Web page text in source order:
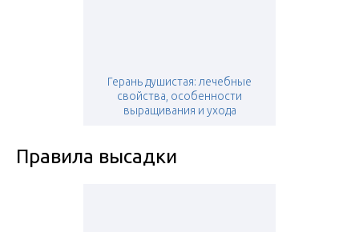
Герань душистая: лечебные
свойства, особенности
выращивания и ухода
Правила высадки